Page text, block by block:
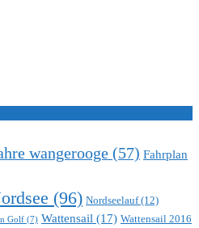
wangerooge (57) Fahrplan
(96) Nordseelauf(12)
Golf (7) Wattensail (17) Wattensail 2016